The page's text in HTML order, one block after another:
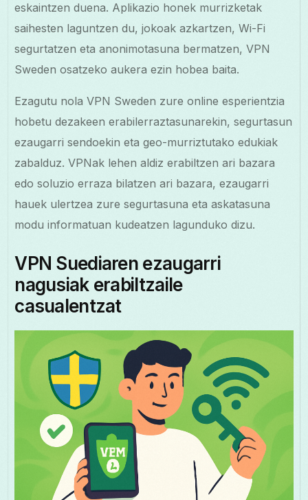
eskaintzen duena. Aplikazio honek murrizketak
saihesten laguntzen du, jokoak azkartzen, Wi-Fi
segurtatzen eta anonimotasuna bermatzen, VPN
Sweden osatzeko aukera ezin hobea baita.
Ezagutu nola VPN Sweden zure online esperientzia
hobetu dezakeen erabilerraztasunarekin, segurtasun
ezaugarri sendoekin eta geo-murriztutako edukiak
zabalduz. VPNak lehen aldiz erabiltzen ari bazara
edo soluzio erraza bilatzen ari bazara, ezaugarri
hauek ulertzea zure segurtasuna eta askatasuna
modu informatuan kudeatzen lagunduko dizu.
VPN Suediaren ezaugarri
nagusiak erabiltzaile
casualentzat